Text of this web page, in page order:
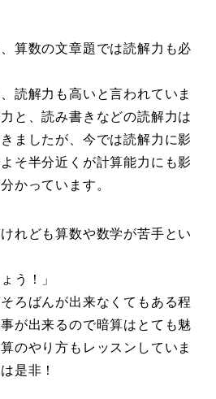
算数の文章題では読解力も必
読解力も高いと言われていま
と、読み書きなどの読解力は
ましたが、今では読解力に影
そ半分近くが計算能力にも影
かっています。
れども算数や数学が苦手とい
う！」
ろばんが出来なくてもある程
が出来るので暗算はとても魅
のやり方もレッスンしていま
是非！